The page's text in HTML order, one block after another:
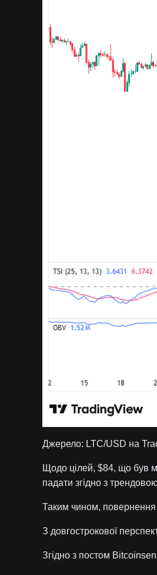
Джерело: LTC/USD на
Щодо цілей, $84, що був
падати згідно з
Таким чином,
З довгострокової
Згідно з постом